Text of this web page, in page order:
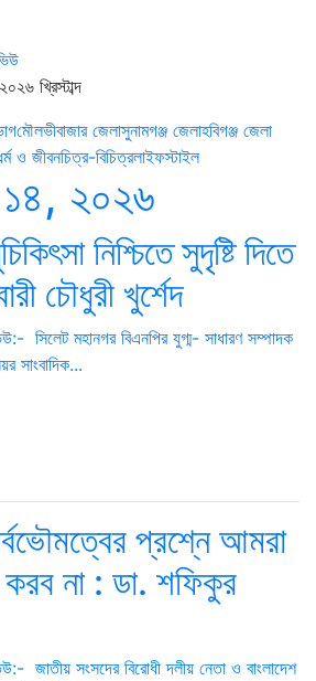
খ্রিস্টাব্দ
মৌলভীবাজার জেলাসুনামগঞ্জ জেলাহবিগঞ্জ জেলা
ও জীবনচিত্র-বিচিত্রলাইফস্টাইল
২০২৬
নিশ্চিতে সুদৃষ্টি দিতে
চৌধুরী খুর্শেদ
সিলেট মহানগর বিএনপির যুগ্ম- সাধারণ সম্পাদক
সাংবাদিক...
প্রশ্নে আমরা
না : ডা. শফিকুর
জাতীয় সংসদের বিরোধী দলীয় নেতা ও বাংলাদেশ